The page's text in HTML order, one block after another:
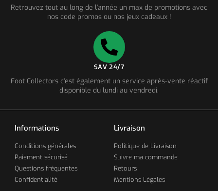
Retrouvez tout au long de l'année un max de promotions avec
nos code promos ou nos jeux cadeaux !
SAV 24/7
Foot Collectors c'est également un service après-vente réactif
disponible du lundi au vendredi.
Informations
Conditions générales
Paiement sécurisé
Questions fréquentes
Confidentialité
Livraison
Politique de Livraison
Suivre ma commande
Retours
Mentions Légales